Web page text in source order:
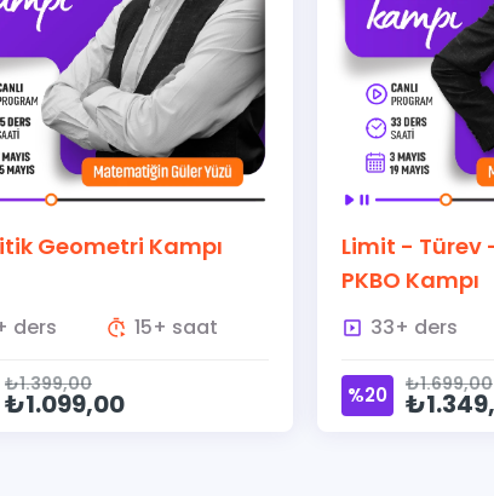
Limit - Türev - İntegral &
33+ ders 33+ saat
₺1.699,00
₺1.349,00
%20
AYT
Kampı
7+ ders
%20